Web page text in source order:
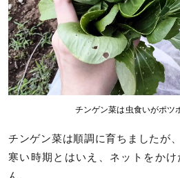
チンゲン菜は虫食いがポツ
チンゲン菜は順調に育ちましたが
寒い時期とはいえ、ネットをか
ん。